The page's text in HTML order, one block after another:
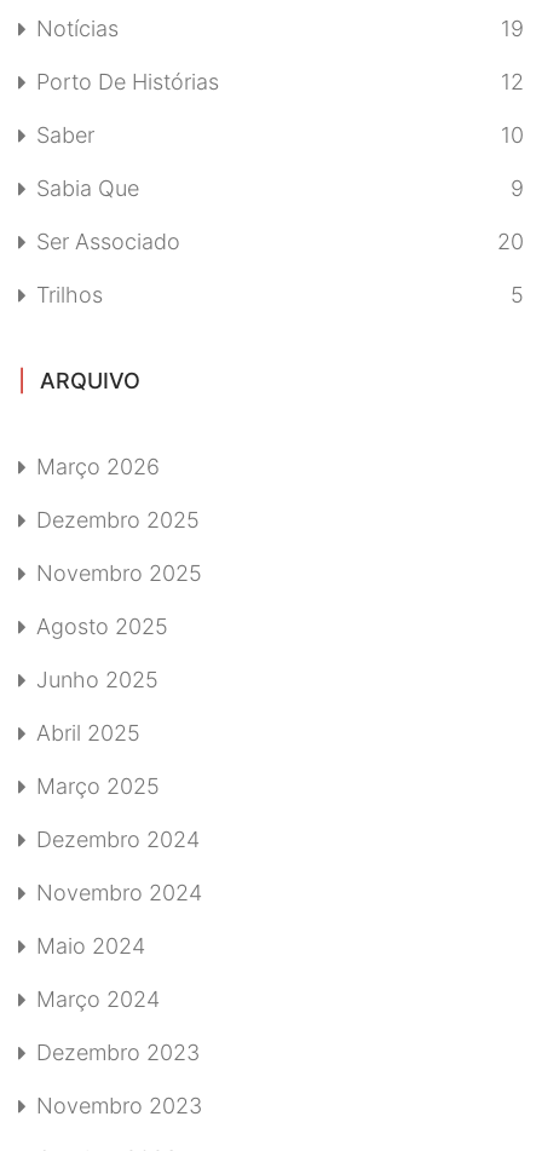
Notícias 19
Porto De Histórias 12
Saber 10
Sabia Que 9
Ser Associado 20
Trilhos 5
ARQUIVO
Março 2026
Dezembro 2025
Novembro 2025
Agosto 2025
Junho 2025
Abril 2025
Março 2025
Dezembro 2024
Novembro 2024
Maio 2024
Março 2024
Dezembro 2023
Novembro 2023